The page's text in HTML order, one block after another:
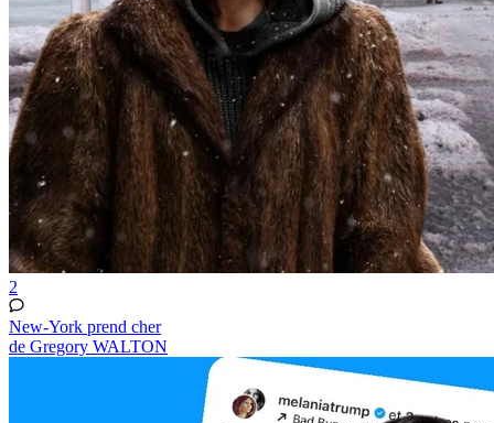
2
New-York prend cher
de Gregory WALTON